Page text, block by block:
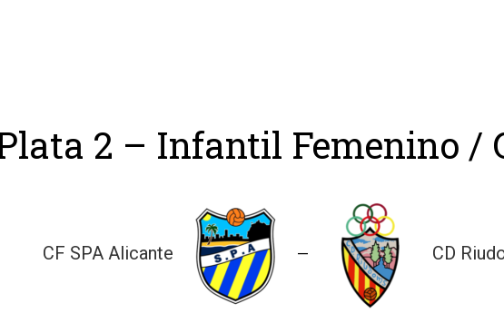
2 – Infantil Femenino /
CF SPA Alicante — CD